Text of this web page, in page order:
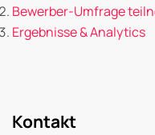
Bewerber-Umfrage
Ergebnisse & Analytics
Kontakt